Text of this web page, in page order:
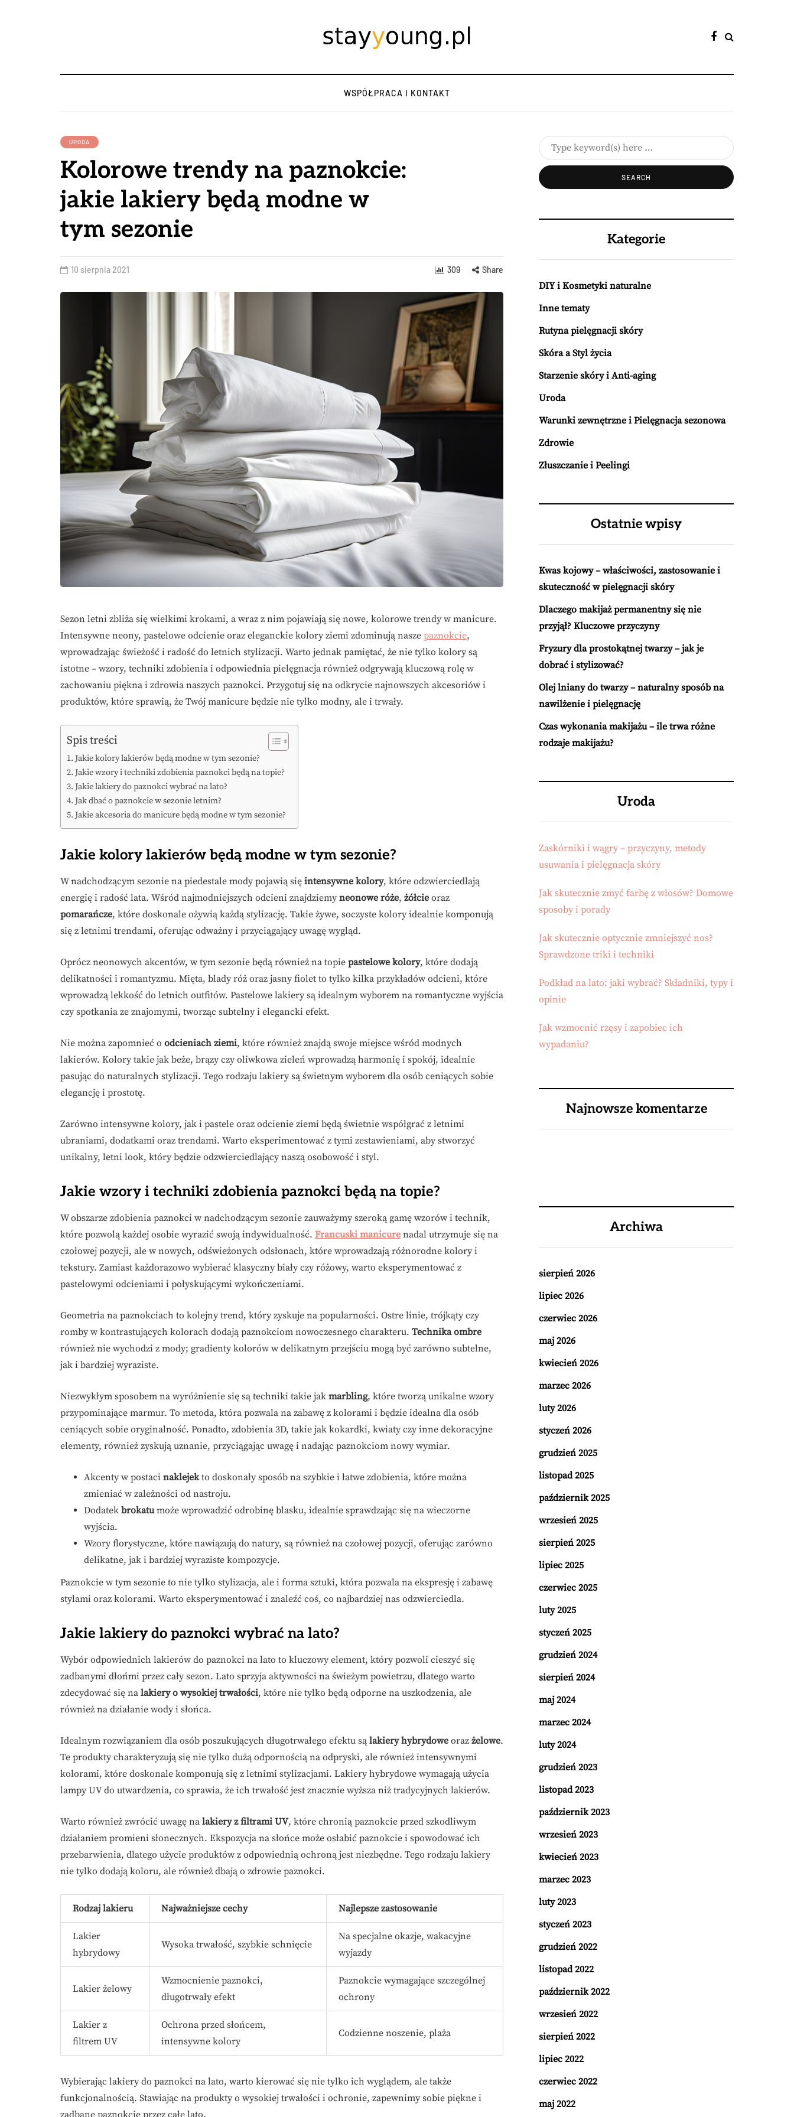
WSPÓŁPRACA I KONTAKT
URODA
Kolorowe trendy na paznokcie:
jakie lakiery będą modne w
tym sezonie
10 sierpnia 2021 309 Share
Sezon letni zbliża się wielkimi krokami, a wraz z nim pojawiają się nowe, kolorowe trendy w manicure.
Intensywne neony, pastelowe odcienie oraz eleganckie kolory ziemi zdominują nasze paznokcie,
wprowadzając świeżość i radość do letnich stylizacji. Warto jednak pamiętać, że nie tylko kolory są
istotne – wzory, techniki zdobienia i odpowiednia pielęgnacja również odgrywają kluczową rolę w
zachowaniu piękna i zdrowia naszych paznokci. Przygotuj się na odkrycie najnowszych akcesoriów i
produktów, które sprawią, że Twój manicure będzie nie tylko modny, ale i trwały.
Spis treści
Jakie kolory lakierów będą modne w tym sezonie?
Jakie wzory i techniki zdobienia paznokci będą na topie?
Jakie lakiery do paznokci wybrać na lato?
Jak dbać o paznokcie w sezonie letnim?
Jakie akcesoria do manicure będą modne w tym sezonie?
Jakie kolory lakierów będą modne w tym sezonie?
W nadchodzącym sezonie na piedestale mody pojawią się intensywne kolory, które odzwierciedlają
energię i radość lata. Wśród najmodniejszych odcieni znajdziemy neonowe róże, żółcie oraz
pomarańcze, które doskonale ożywią każdą stylizację. Takie żywe, soczyste kolory idealnie komponują
się z letnimi trendami, oferując odważny i przyciągający uwagę wygląd.
Oprócz neonowych akcentów, w tym sezonie będą również na topie pastelowe kolory, które dodają
delikatności i romantyzmu. Mięta, blady róż oraz jasny fiolet to tylko kilka przykładów odcieni, które
wprowadzą lekkość do letnich outfitów. Pastelowe lakiery są idealnym wyborem na romantyczne wyjścia
czy spotkania ze znajomymi, tworząc subtelny i elegancki efekt.
Nie można zapomnieć o odcieniach ziemi, które również znajdą swoje miejsce wśród modnych
lakierów. Kolory takie jak beże, brązy czy oliwkowa zieleń wprowadzą harmonię i spokój, idealnie
pasując do naturalnych stylizacji. Tego rodzaju lakiery są świetnym wyborem dla osób ceniących sobie
elegancję i prostotę.
Zarówno intensywne kolory, jak i pastele oraz odcienie ziemi będą świetnie współgrać z letnimi
ubraniami, dodatkami oraz trendami. Warto eksperimentować z tymi zestawieniami, aby stworzyć
unikalny, letni look, który będzie odzwierciedlający naszą osobowość i styl.
Jakie wzory i techniki zdobienia paznokci będą na topie?
W obszarze zdobienia paznokci w nadchodzącym sezonie zauważymy szeroką gamę wzorów i technik,
które pozwolą każdej osobie wyrazić swoją indywidualność. Francuski manicure nadal utrzymuje się na
czołowej pozycji, ale w nowych, odświeżonych odsłonach, które wprowadzają różnorodne kolory i
tekstury. Zamiast każdorazowo wybierać klasyczny biały czy różowy, warto eksperymentować z
pastelowymi odcieniami i połyskującymi wykończeniami.
Geometria na paznokciach to kolejny trend, który zyskuje na popularności. Ostre linie, trójkąty czy
romby w kontrastujących kolorach dodają paznokciom nowoczesnego charakteru. Technika ombre
również nie wychodzi z mody; gradienty kolorów w delikatnym przejściu mogą być zarówno subtelne,
jak i bardziej wyraziste.
Niezwykłym sposobem na wyróżnienie się są techniki takie jak marbling, które tworzą unikalne wzory
przypominające marmur. To metoda, która pozwala na zabawę z kolorami i będzie idealna dla osób
ceniących sobie oryginalność. Ponadto, zdobienia 3D, takie jak kokardki, kwiaty czy inne dekoracyjne
elementy, również zyskują uznanie, przyciągając uwagę i nadając paznokciom nowy wymiar.
Akcenty w postaci naklejekto doskonały sposób na szybkie i łatwe zdobienia, które można
zmieniać w zależności od nastroju.
Dodatek brokatumoże wprowadzić odrobinę blasku, idealnie sprawdzając się na wieczorne
wyjścia.
Wzory florystyczne, które nawiązują do natury, są również na czołowej pozycji, oferując zarówno
delikatne, jak i bardziej wyraziste kompozycje.
Paznokcie w tym sezonie to nie tylko stylizacja, ale i forma sztuki, która pozwala na ekspresję i zabawę
stylami oraz kolorami. Warto eksperymentować i znaleźć coś, co najbardziej nas odzwierciedla.
Jakie lakiery do paznokci wybrać na lato?
Wybór odpowiednich lakierów do paznokci na lato to kluczowy element, który pozwoli cieszyć się
zadbanymi dłońmi przez cały sezon. Lato sprzyja aktywności na świeżym powietrzu, dlatego warto
zdecydować się na lakiery o wysokiej trwałości, które nie tylko będą odporne na uszkodzenia, ale
również na działanie wody i słońca.
Idealnym rozwiązaniem dla osób poszukujących długotrwałego efektu są lakiery hybrydowe oraz żelowe.
Te produkty charakteryzują się nie tylko dużą odpornością na odpryski, ale również intensywnymi
kolorami, które doskonale komponują się z letnimi stylizacjami. Lakiery hybrydowe wymagają użycia
lampy UV do utwardzenia, co sprawia, że ich trwałość jest znacznie wyższa niż tradycyjnych lakierów.
Warto również zwrócić uwagę na lakiery z filtrami UV, które chronią paznokcie przed szkodliwym
działaniem promieni słonecznych. Ekspozycja na słońce może osłabić paznokcie i spowodować ich
przebarwienia, dlatego użycie produktów z odpowiednią ochroną jest niezbędne. Tego rodzaju lakiery
nie tylko dodają koloru, ale również dbają o zdrowie paznokci.
Rodzaj lakieru Najważniejsze cechy Najlepsze zastosowanie
Lakier
hybrydowy
Wysoka trwałość, szybkie schnięcie
Na specjalne okazje, wakacyjne
wyjazdy
Lakier żelowy
Wzmocnienie paznokci,
długotrwały efekt
Paznokcie wymagające szczególnej
ochrony
Lakier z
filtrem UV
Ochrona przed słońcem,
intensywne kolory
Codzienne noszenie, plaża
Wybierając lakiery do paznokci na lato, warto kierować się nie tylko ich wyglądem, ale także
funkcjonalnością. Stawiając na produkty o wysokiej trwałości i ochronie, zapewnimy sobie piękne i
zadbane paznokcie przez całe lato.
Kategorie
DIY i Kosmetyki naturalne
Inne tematy
Rutyna pielęgnacji skóry
Skóra a Styl życia
Starzenie skóry i Anti-aging
Uroda
Warunki zewnętrzne i Pielęgnacja sezonowa
Zdrowie
Złuszczanie i Peelingi
Ostatnie wpisy
Kwas kojowy – właściwości, zastosowanie i
skuteczność w pielęgnacji skóry
Dlaczego makijaż permanentny się nie
przyjął? Kluczowe przyczyny
Fryzury dla prostokątnej twarzy – jak je
dobrać i stylizować?
Olej lniany do twarzy – naturalny sposób na
nawilżenie i pielęgnację
Czas wykonania makijażu – ile trwa różne
rodzaje makijażu?
Uroda
Zaskórniki i wągry – przyczyny, metody
usuwania i pielęgnacja skóry
Jak skutecznie zmyć farbę z włosów? Domowe
sposoby i porady
Jak skutecznie optycznie zmniejszyć nos?
Sprawdzone triki i techniki
Podkład na lato: jaki wybrać? Składniki, typy i
opinie
Jak wzmocnić rzęsy i zapobiec ich
wypadaniu?
Najnowsze komentarze
Archiwa
sierpień 2026
lipiec 2026
czerwiec 2026
maj 2026
kwiecień 2026
marzec 2026
luty 2026
styczeń 2026
grudzień 2025
listopad 2025
październik 2025
wrzesień 2025
sierpień 2025
lipiec 2025
czerwiec 2025
luty 2025
styczeń 2025
grudzień 2024
sierpień 2024
maj 2024
marzec 2024
luty 2024
grudzień 2023
listopad 2023
październik 2023
wrzesień 2023
kwiecień 2023
marzec 2023
luty 2023
styczeń 2023
grudzień 2022
listopad 2022
październik 2022
wrzesień 2022
sierpień 2022
lipiec 2022
czerwiec 2022
maj 2022